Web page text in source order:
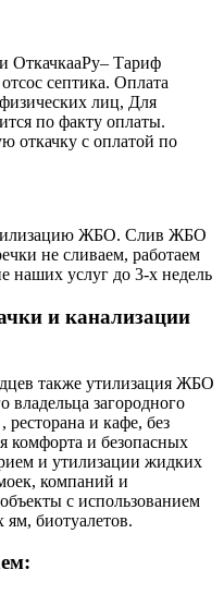
ОткачкааРу– Тариф
септика. Оплата
лиц, Для
по факту оплаты.
откачку с оплатой по
ЖБО. Слив ЖБО
не сливаем, работаем
наших услуг до 3-х недель
и канализации
также утилизация ЖБО
владельца загородного
и кафе, без
комфорта и безопасных
и утилизации жидких
компаний и
с использованием
ям, биотуалетов.